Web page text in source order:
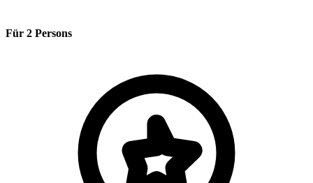
Für 2 Persons